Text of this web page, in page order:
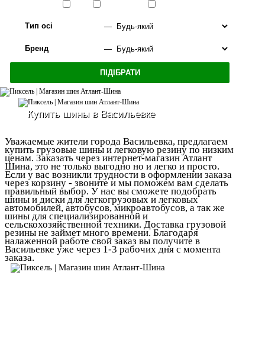
Тип осі
Бренд
Купить шины в Васильевке
Уважаемые жители города Васильевка, предлагаем
купить грузовые шины и легковую резину по низким
ценам. Заказать через интернет-магазин Атлант
Шина, это не только выгодно но и легко и просто.
Если у вас возникли трудности в оформлении заказа
через корзину - звоните и мы поможем вам сделать
правильный выбор. У нас вы сможете подобрать
шины и диски для легкогрузовых и легковых
автомобилей, автобусов, микроавтобусов, а так же
шины для специализированной и
сельскохозяйственной техники. Доставка грузовой
резины не займет много времени. Благодаря
налаженной работе свой заказ вы получите в
Васильевке уже через 1-3 рабочих дня с момента
заказа.